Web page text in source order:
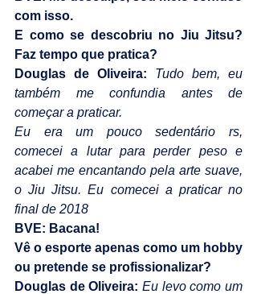
com isso.
E como se descobriu no Jiu Jitsu?
Faz tempo que pratica?
Douglas de Oliveira:
Tudo bem, eu
também me confundia antes de
começar a praticar.
Eu era um pouco sedentário rs,
comecei a lutar para perder peso e
acabei me encantando pela arte suave,
o Jiu Jitsu. Eu comecei a praticar no
final de 2018
BVE: Bacana!
Vê o esporte apenas como um hobby
ou pretende se profissionalizar?
Douglas de Oliveira: Eu levo como um